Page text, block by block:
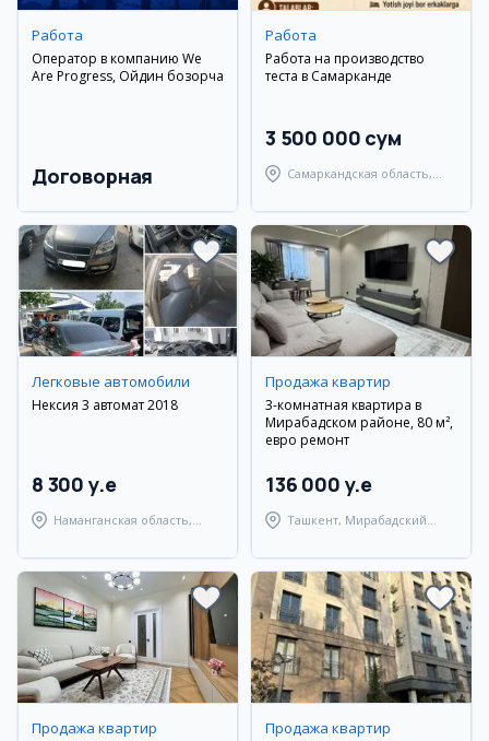
Работа
Оператор в компанию We
Are Progress, Ойдин бозорча
Договорная
Работа
Работа на производство
теста в Самарканде
3 500 000 сум
Самаркандская область,
Легковые автомобили
Нексия 3 автомат 2018
8 300 y.e
Наманганская область,
Продажа квартир
3-комнатная квартира в
Мирабадском районе, 80 м²,
евро ремонт
136 000 y.e
Ташкент, Мирабадский
Продажа квартир Продажа квартир